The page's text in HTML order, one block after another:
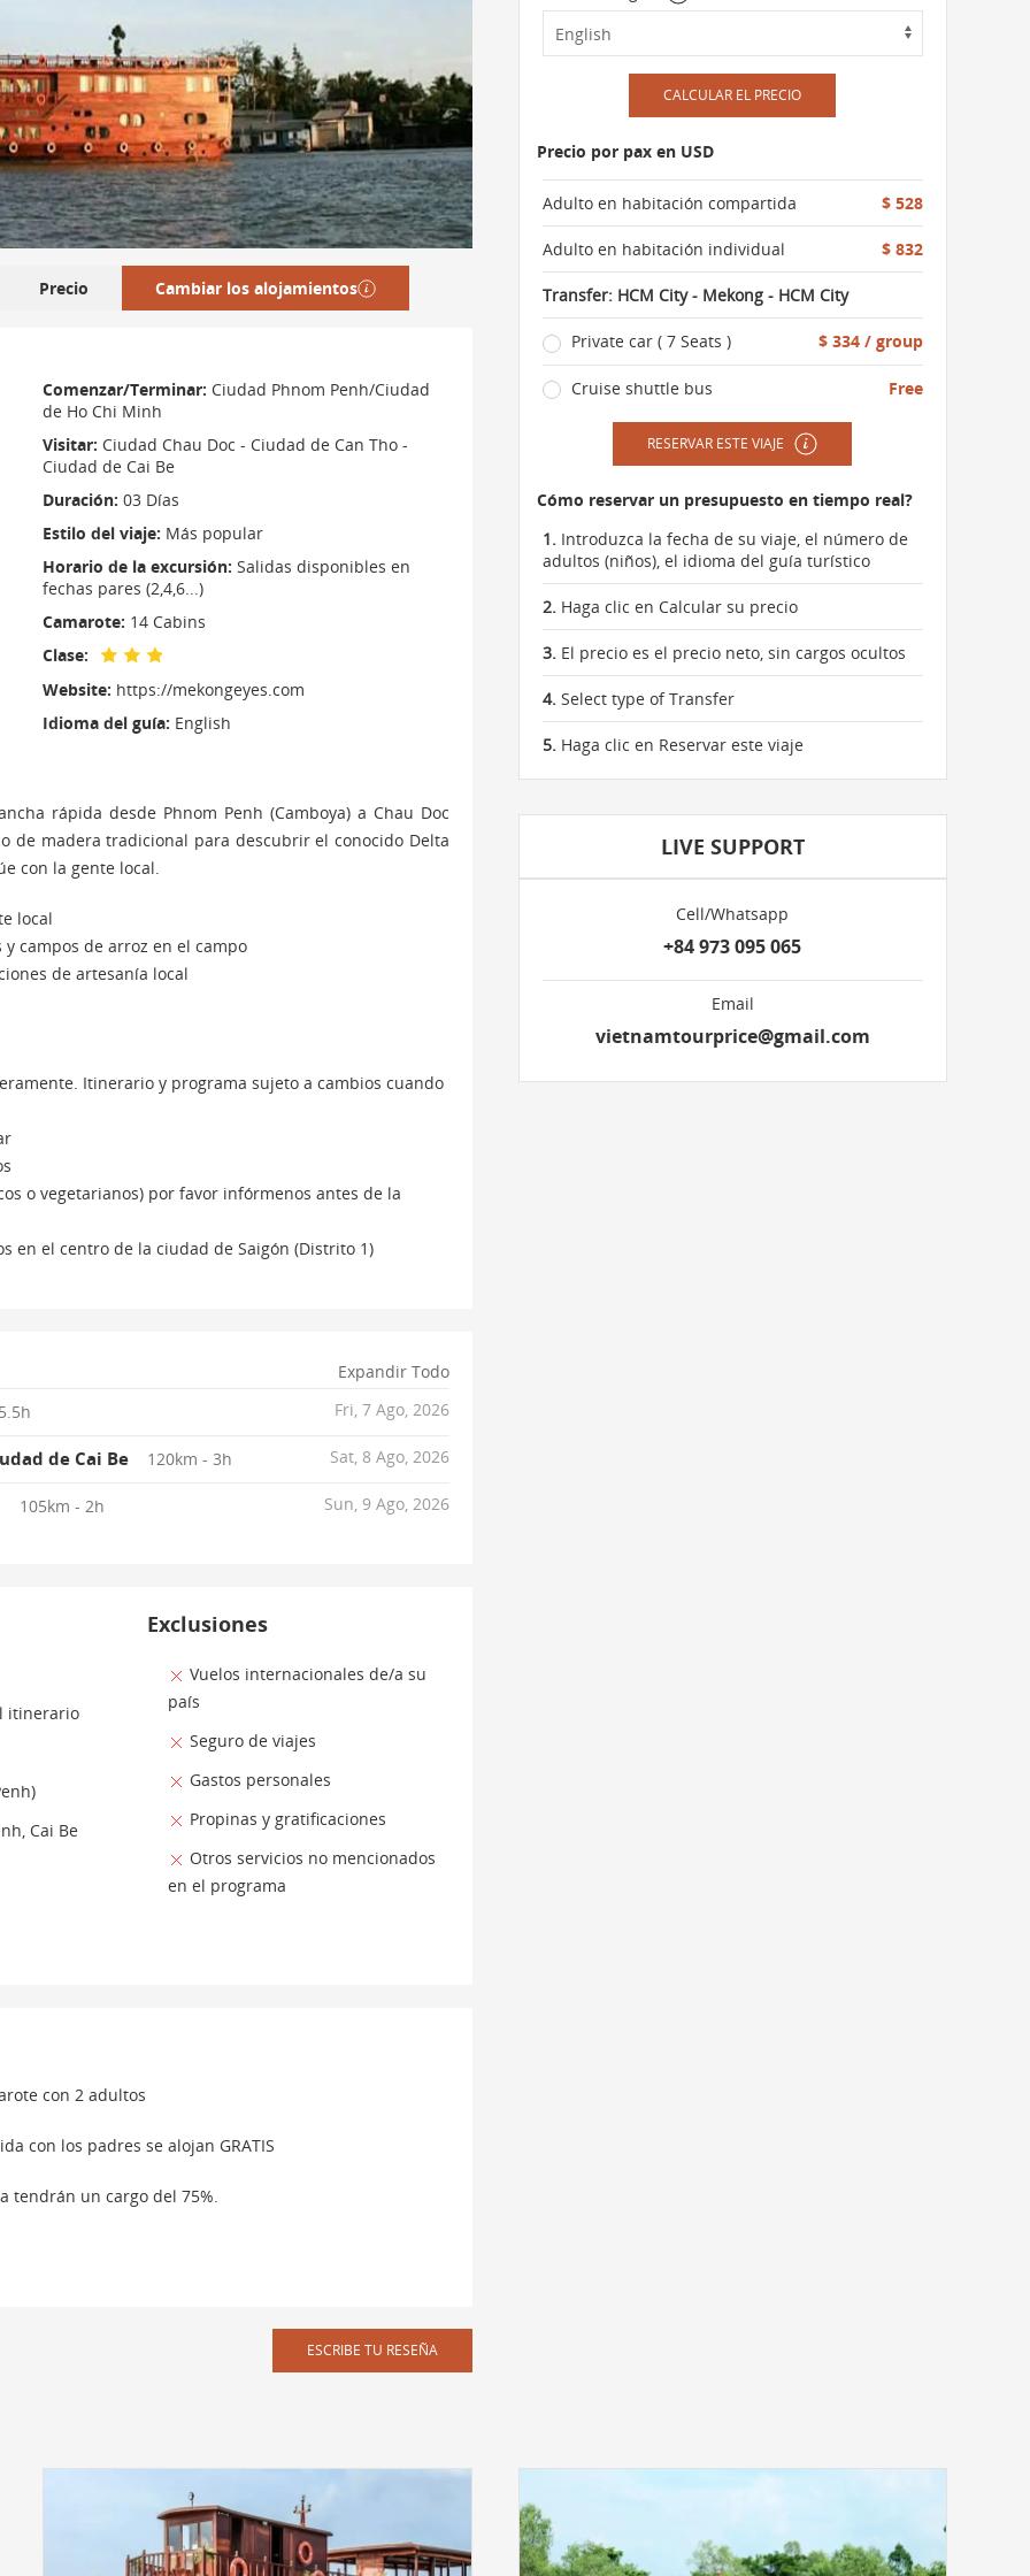
Precio Cambiar los alojamientos
Comenzar/Terminar: Ciudad Phnom Penh/Ciudad
de Ho Chi Minh
Visitar: Ciudad Chau Doc - Ciudad de Can Tho -
Ciudad de Cai Be
Duración: 03 Días
Estilo del viaje: Más popular
Horario de la excursión: Salidas disponibles en
fechas pares (2,4,6...)
Camarote: 14 Cabins
Clase:
Website: https://mekongeyes.com
Idioma del guía: English
rápida desde Phnom Penh (Camboya) a Chau Doc
de madera tradicional para descubrir el conocido Delta
con la gente local.
local
campos de arroz en el campo
de artesanía local
Itinerario y programa sujeto a cambios cuando
o vegetarianos) por favor infórmenos antes de la
en el centro de la ciudad de Saigón (Distrito 1)
Expandir Todo
Fri, 7 Ago, 2026
de Cai Be 120km - 3h Sat, 8 Ago, 2026
105km - 2h Sun, 9 Ago, 2026
itinerario
Cai Be
Exclusiones
Vuelos internacionales de/a su
país
Seguro de viajes
Gastos personales
Propinas y gratificaciones
Otros servicios no mencionados
en el programa
con 2 adultos
con los padres se alojan GRATIS
tendrán un cargo del 75%.
ESCRIBE TU RESEÑA
CALCULAR EL PRECIO
Precio por pax en USD
Adulto en habitación compartida $ 528
Adulto en habitación individual $ 832
Transfer: HCM City - Mekong - HCM City
Private car ( 7 Seats ) $ 334 / group
Cruise shuttle bus Free
RESERVAR ESTE VIAJE
Cómo reservar un presupuesto en tiempo real?
1. Introduzca la fecha de su viaje, el número de
adultos (niños), el idioma del guía turístico
2. Haga clic en Calcular su precio
3. El precio es el precio neto, sin cargos ocultos
4. Select type of Transfer
5. Haga clic en Reservar este viaje
LIVE SUPPORT
Cell/Whatsapp
+84 973 095 065
Email
vietnamtourprice@gmail.com